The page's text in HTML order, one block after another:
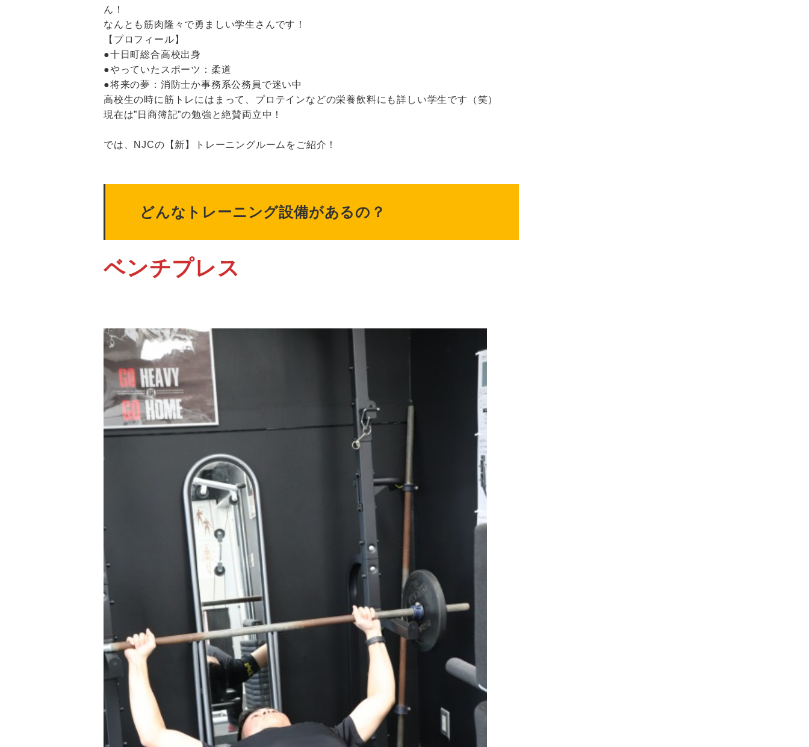
ん！
なんとも筋肉隆々で勇ましい学生さんです！
【プロフィール】
●十日町総合高校出身
●やっていたスポーツ：柔道
●将来の夢：消防士か事務系公務員で迷い中
高校生の時に筋トレにはまって、プロテインなどの栄養飲料にも詳しい学生です（笑）
現在は”日商簿記”の勉強と絶賛両立中！
では、NJCの【新】トレーニングルームをご紹介！
どんなトレーニング設備があるの？
ベンチプレス